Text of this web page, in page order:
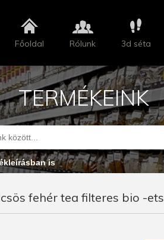
Főoldal Rólunk 3d séta
TERMÉKEINK
is
fehér tea filteres bio -ets